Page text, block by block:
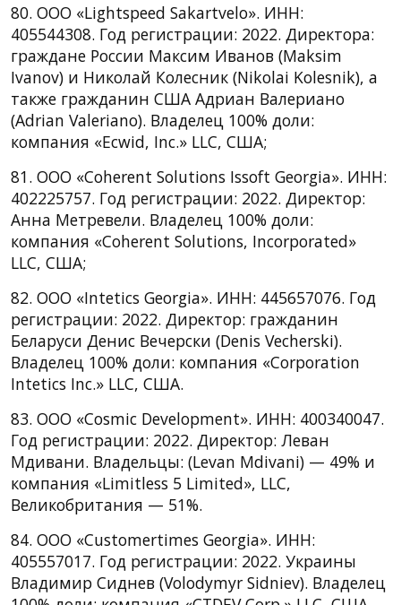
80. ООО «Lightspeed Sakartvelo». ИНН:
405544308. Год регистрации: 2022. Директора:
граждане России Максим Иванов (Maksim
Ivanov) и Николай Колесник (Nikolai Kolesnik), а
также гражданин США Адриан Валериано
(Adrian Valeriano). Владелец 100% доли:
компания «Ecwid, Inc.» LLC, США;
81. ООО «Coherent Solutions Issoft Georgia». ИНН:
402225757. Год регистрации: 2022. Директор:
Анна Метревели. Владелец 100% доли:
компания «Coherent Solutions, Incorporated»
LLC, США;
82. ООО «Intetics Georgia». ИНН: 445657076. Год
регистрации: 2022. Директор: гражданин
Беларуси Денис Вечерски (Denis Vecherski).
Владелец 100% доли: компания «Corporation
Intetics Inc.» LLC, США.
83. ООО «Cosmic Development». ИНН: 400340047.
Год регистрации: 2022. Директор: Леван
Мдивани. Владельцы: (Levan Mdivani) — 49% и
компания «Limitless 5 Limited», LLC,
Великобритания — 51%.
84. ООО «Customertimes Georgia». ИНН:
405557017. Год регистрации: 2022. Украины
Владимир Сиднев (Volodymyr Sidniev). Владелец